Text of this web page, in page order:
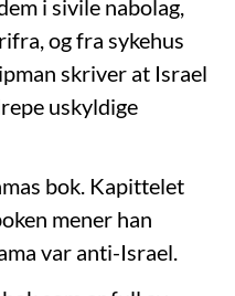
i sivile nabolag,
og fra sykehus
skriver at Israel
uskyldige
bok. Kapittelet
mener han
var anti-Israel.